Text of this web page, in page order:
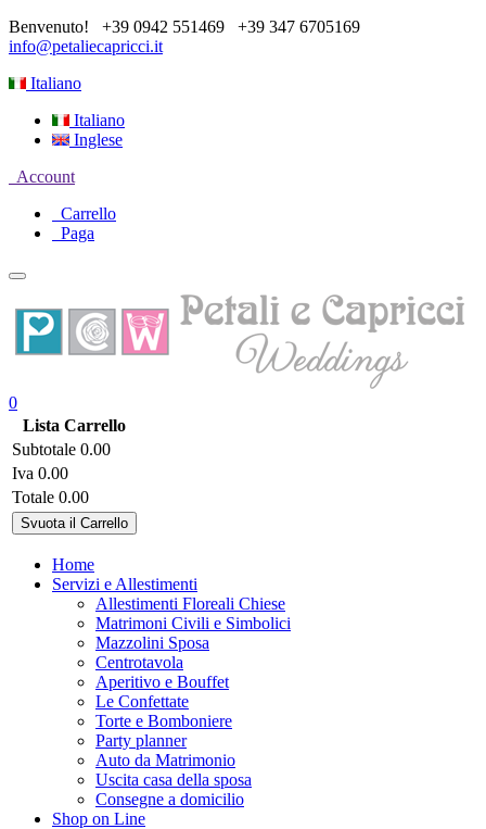
Benvenuto! +39 0942 551469 +39 347 6705169
info@petaliecapricci.it
Italiano
Italiano
Inglese
Account
Carrello
Paga
0
Lista Carrello
Subtotale 0.00
Iva 0.00
Totale 0.00
Svuota il Carrello
Home
Servizi e Allestimenti
Allestimenti Floreali Chiese
Matrimoni Civili e Simbolici
Mazzolini Sposa
Centrotavola
Aperitivo e Bouffet
Le Confettate
Torte e Bomboniere
Party planner
Auto da Matrimonio
Uscita casa della sposa
Consegne a domicilio
Shop on Line